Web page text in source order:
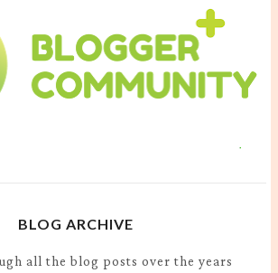
BLOG ARCHIVE
all the blog posts over the years